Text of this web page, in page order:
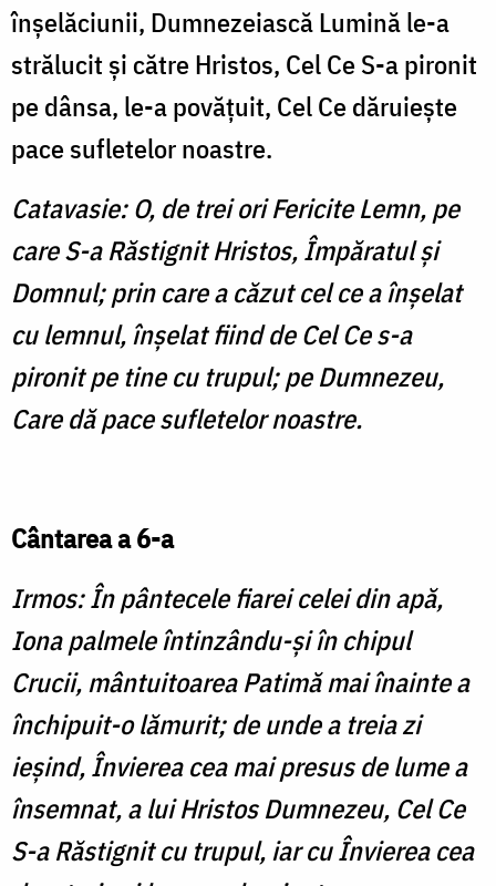
înşelăciunii, Dumnezeiască Lumină le-a
strălucit şi către Hristos, Cel Ce S-a pironit
pe dânsa, le-a povăţuit, Cel Ce dăruieşte
pace sufletelor noastre.
Catavasie: O, de trei ori Fericite Lemn, pe
care S-a Răstignit Hristos, Împăratul şi
Domnul; prin care a căzut cel ce a înşelat
cu lemnul, înşelat fiind de Cel Ce s-a
pironit pe tine cu trupul; pe Dumnezeu,
Care dă pace sufletelor noastre.
Cântarea a 6-a
Irmos: În pântecele fiarei celei din apă,
Iona palmele întinzându-şi în chipul
Crucii, mântuitoarea Patimă mai înainte a
închipuit-o lămurit; de unde a treia zi
ieşind, Învierea cea mai presus de lume a
însemnat, a lui Hristos Dumnezeu, Cel Ce
S-a Răstignit cu trupul, iar cu Învierea cea